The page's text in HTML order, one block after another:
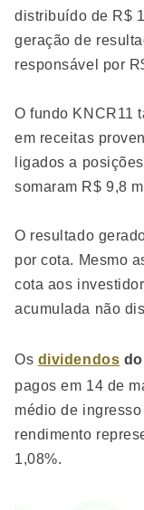
distribuído de R$
geração de
responsável por
O fundo KNCR11
em receitas
ligados a
somaram R$ 9,8
O resultado
por cota. Mesmo
cota aos
acumulada não
Os dividendos
pagos em 14 de
médio de
rendimento
1,08%.